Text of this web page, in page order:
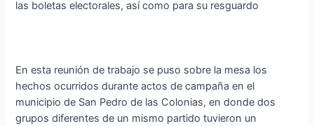
las boletas electorales, así como para su resguardo
En esta reunión de trabajo se puso sobre la mesa los
hechos ocurridos durante actos de campaña en el
municipio de San Pedro de las Colonias, en donde dos
grupos diferentes de un mismo partido tuvieron un